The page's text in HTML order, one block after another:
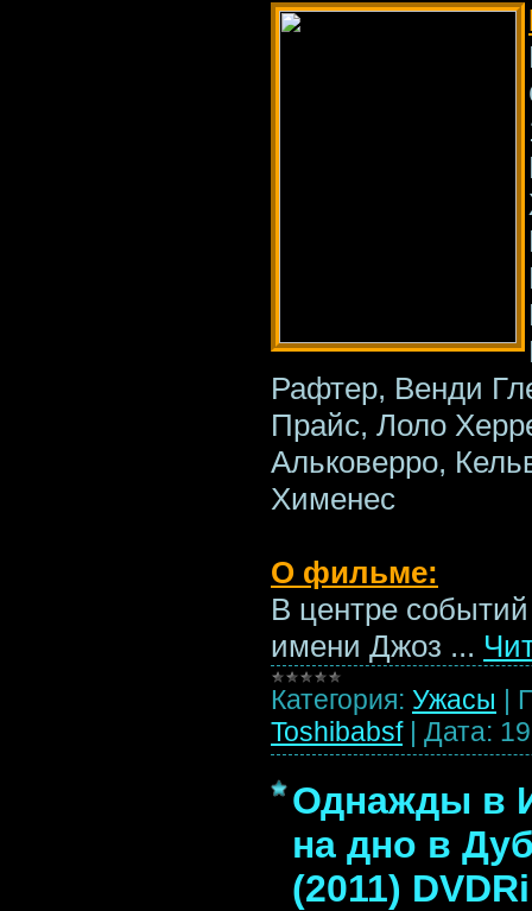
Рафтер, Венди
Прайс, Лоло
Альковерро,
Хименес
О фильме:
В центре
имени Джоз ...
Категория: Ужасы |
Toshibabsf | Дата:
Однажды в
на дно в
(2011)